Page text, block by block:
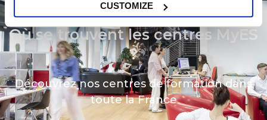
CUSTOMIZE
Où se trouvent les centres MyES
?
Découvrez nos centres de formation dans
toute la France